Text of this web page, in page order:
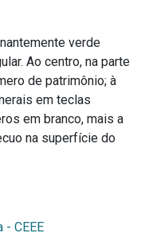
verde
Ao centro, na parte
de patrimônio; à
em teclas
em branco, mais a
na superfície do
- CEEE